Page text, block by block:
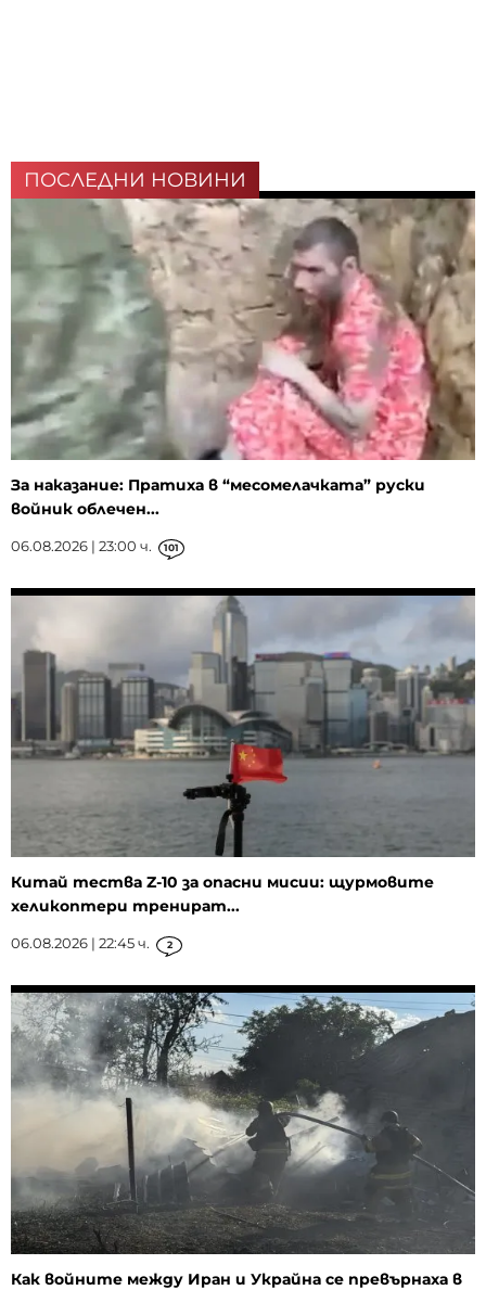
ПОСЛЕДНИ НОВИНИ
За наказание: Пратиха в “месомелачката” руски
войник облечен...
06.08.2026 | 23:00 ч. 101
Китай тества Z-10 за опасни мисии: щурмовите
хеликоптери тренират...
06.08.2026 | 22:45 ч. 2
Как войните между Иран и Украйна се превърнаха в